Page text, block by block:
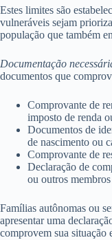
Estes limites são
vulneráveis sejam
população que também
Documentação
documentos que
Comprovante de
imposto de renda
Documentos de
de nascimento ou
Comprovante de
Declaração de
ou outros
Famílias autônomas ou
apresentar uma
comprovem sua situação